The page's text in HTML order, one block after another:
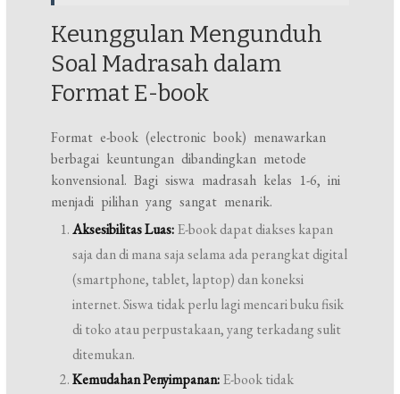
Keunggulan Mengunduh
Soal Madrasah dalam
Format E-book
Format e-book (electronic book) menawarkan
berbagai keuntungan dibandingkan metode
konvensional. Bagi siswa madrasah kelas 1-6, ini
menjadi pilihan yang sangat menarik.
Aksesibilitas Luas:E-book dapat diakses kapan
saja dan di mana saja selama ada perangkat digital
(smartphone, tablet, laptop) dan koneksi
internet. Siswa tidak perlu lagi mencari buku fisik
di toko atau perpustakaan, yang terkadang sulit
ditemukan.
Kemudahan Penyimpanan:E-book tidak